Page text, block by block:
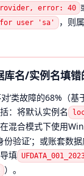
error: 40
user 'sa'
，则
库名/实例名填
’类故障的68%（
：将默认实例名
混合模式下使用
份验证’；或账套数
填
）。